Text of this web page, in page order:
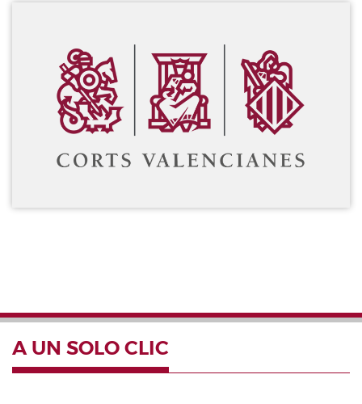
Diario de la Diputación Permanente
Informe BOC
Publicaciones no oficiales
Anuario de Derecho Parlamentario
Temes de Les Corts Valencianes
A UN SOLO CLIC